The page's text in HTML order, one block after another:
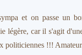
et on passe un
légère, car il s'agit
politiciennes !!!